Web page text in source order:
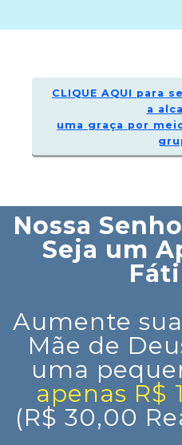
CLIQUE AQUI para
a
uma graça por
Nossa
Seja um
Aumente
Mãe de
uma
apenas R$
(R$ 30,00